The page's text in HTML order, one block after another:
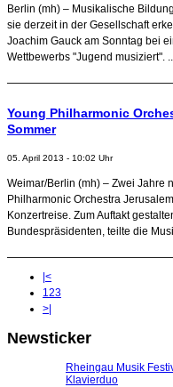
Berlin (mh) – Musikalische
sie derzeit in der Gesellschaft
Joachim Gauck am Sonntag bei
Wettbewerbs "Jugend musiziert". ...
Young Philharmonic
Sommer
05. April 2013 - 10:02 Uhr
Weimar/Berlin (mh) – Zwei Jahre
Philharmonic Orchestra
Konzertreise. Zum Auftakt
Bundespräsidenten, teilte die
|<
1 23
>|
Newsticker
Rheingau Musik
Klavierduo